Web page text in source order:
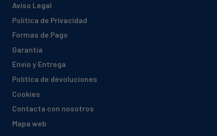
Aviso Legal
Política de Privacidad
Formas de Pago
Garantía
Envío y Entrega
Política de devoluciones
Cookies
Contacta con nosotros
Mapa web